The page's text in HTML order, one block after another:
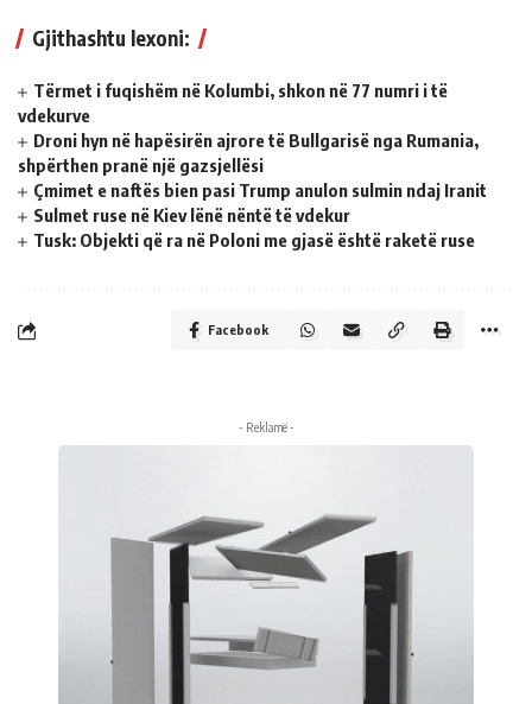
Gjithashtu lexoni:
Tërmet i fuqishëm në Kolumbi, shkon në 77 numri i të
vdekurve
Droni hyn në hapësirën ajrore të Bullgarisë nga Rumania,
shpërthen pranë një gazsjellësi
Çmimet e naftës bien pasi Trump anulon sulmin ndaj Iranit
Sulmet ruse në Kiev lënë nëntë të vdekur
Tusk: Objekti që ra në Poloni me gjasë është raketë ruse
Facebook
- Reklamë -